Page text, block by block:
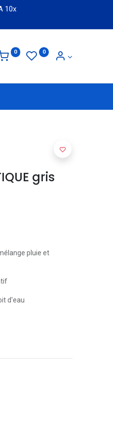
10x
0 0
gris
pluie et
d'eau